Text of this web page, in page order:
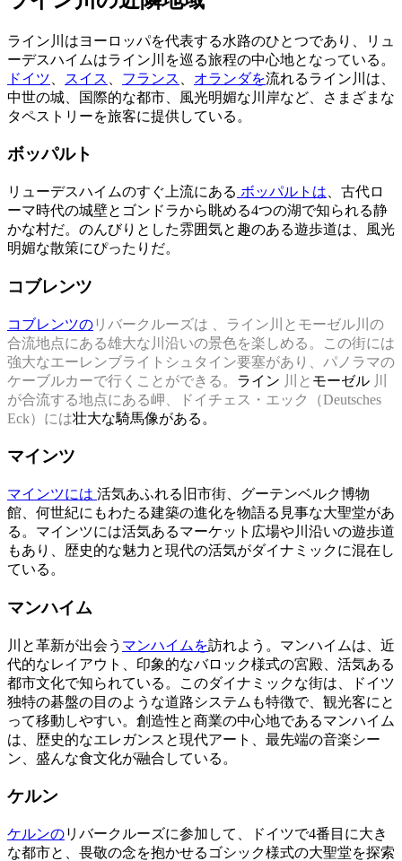
ライン川はヨーロッパを代表する水路のひとつであり、リュ
ーデスハイムはライン川を巡る旅程の中心地となっている。
ドイツ
スイス フランス オランダを流れるライン川は、
中世の城、国際的な都市、風光明媚な川岸など、さまざまな
タペストリーを旅客に提供している。
ボッパルト
リューデスハイムのすぐ上流にある ボッパルトは 、古代ロ
ーマ時代の城壁とゴンドラから眺める4つの湖で知られる静
かな村だ。のんびりとした雰囲気と趣のある遊歩道は、風光
明媚な散策にぴったりだ。
コブレンツ
コブレンツのリバークルーズは
、ライン川とモーゼル川の
合流地点にある雄大な川沿いの景色を楽しめる。この街には
強大なエーレンブライトシュタイン要塞があり、パノラマの
ケーブルカーで行くことができる。 ライン 川と モーゼル 川
が合流する地点にある岬、ドイチェス・エック（Deutsches
Eck）には壮大な騎馬像がある。
マインツ
マインツには 活気あふれる旧市街、グーテンベルク博物
館、何世紀にもわたる建築の進化を物語る見事な大聖堂があ
る。マインツには活気あるマーケット広場や川沿いの遊歩道
もあり、歴史的な魅力と現代の活気がダイナミックに混在し
ている。
マンハイム
川と革新が出会う マンハイムを訪れよう。マンハイムは、近
代的なレイアウト、印象的なバロック様式の宮殿、活気ある
都市文化で知られている。このダイナミックな街は、ドイツ
独特の碁盤の目のような道路システムも特徴で、観光客にと
って移動しやすい。創造性と商業の中心地であるマンハイム
は、歴史的なエレガンスと現代アート、最先端の音楽シー
ン、盛んな食文化が融合している。
ケルン
ケルンのリバークルーズに参加して、ドイツで4番目に大き
な都市と、畏敬の念を抱かせるゴシック様式の大聖堂を探索